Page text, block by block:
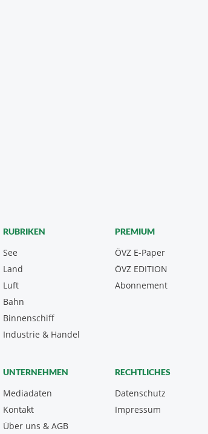
RUBRIKEN
See
Land
Luft
Bahn
Binnenschiff
Industrie & Handel
PREMIUM
ÖVZ E-Paper
Abonnement
ÖVZ EDITION
UNTERNEHMEN
Mediadaten
Kontakt
Über uns & AGB
RECHTLICHES
Datenschutz
Impressum